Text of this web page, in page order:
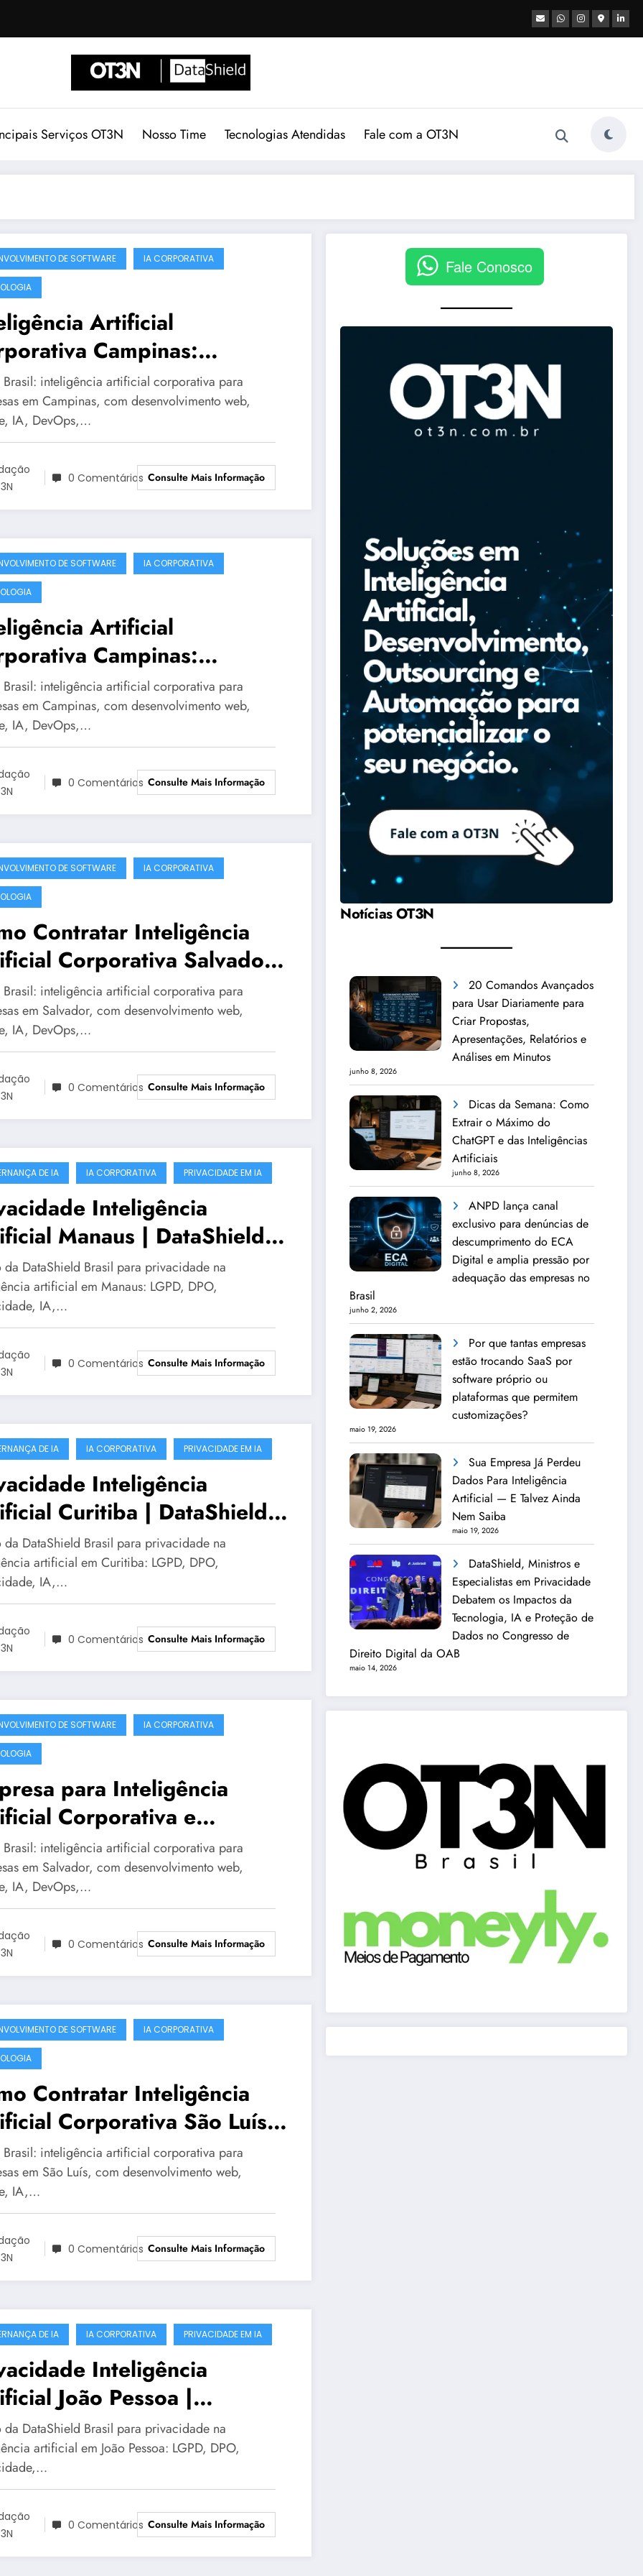
Serviços OT3N Nosso Time Tecnologias Atendidas Fale com a OT3N
DE SOFTWARE IA CORPORATIVA
Artificial
Campinas:
Corporativas da
Brasil – Guia 3083
Brasil: inteligência artificial corporativa para
em Campinas, com desenvolvimento web,
IA, DevOps,…
0 Comentários Consulte Mais Informação
DE SOFTWARE IA CORPORATIVA
Artificial
Campinas:
Corporativas da
Brasil – Guia 2243
Brasil: inteligência artificial corporativa para
em Campinas, com desenvolvimento web,
IA, DevOps,…
0 Comentários Consulte Mais Informação
DE SOFTWARE IA CORPORATIVA
Contratar Inteligência
Corporativa Salvador
Segurança | OT3N Brasil
Brasil: inteligência artificial corporativa para
em Salvador, com desenvolvimento web,
IA, DevOps,…
0 Comentários Consulte Mais Informação
DE IA IA CORPORATIVA PRIVACIDADE EM IA
Inteligência
Manaus | DataShield
DataShield Brasil para privacidade na
artificial em Manaus: LGPD, DPO,
IA,…
0 Comentários Consulte Mais Informação
DE IA IA CORPORATIVA PRIVACIDADE EM IA
Inteligência
Curitiba | DataShield
DataShield Brasil para privacidade na
artificial em Curitiba: LGPD, DPO,
IA,…
0 Comentários Consulte Mais Informação
DE SOFTWARE IA CORPORATIVA
para Inteligência
Corporativa e
Legados Instáveis em
| OT3N Brasil – Guia
Brasil: inteligência artificial corporativa para
em Salvador, com desenvolvimento web,
IA, DevOps,…
0 Comentários Consulte Mais Informação
DE SOFTWARE IA CORPORATIVA
Contratar Inteligência
Corporativa São Luís
Segurança | OT3N Brasil –
4187
Brasil: inteligência artificial corporativa para
em São Luís, com desenvolvimento web,
IA,…
0 Comentários Consulte Mais Informação
DE IA IA CORPORATIVA PRIVACIDADE EM IA
Inteligência
João Pessoa |
Brasil
DataShield Brasil para privacidade na
artificial em João Pessoa: LGPD, DPO,
0 Comentários Consulte Mais Informação
Fale Conosco
Notícias OT3N
20 Comandos Avançados
para Usar Diariamente para
Criar Propostas,
Apresentações, Relatórios e
Análises em Minutos
junho 8, 2026
Dicas da Semana: Como
Extrair o Máximo do
ChatGPT e das Inteligências
Artificiais
junho 8, 2026
ANPD lança canal
exclusivo para denúncias de
descumprimento do ECA
Digital e amplia pressão por
adequação das empresas no
Brasil
junho 2, 2026
Por que tantas empresas
estão trocando SaaS por
software próprio ou
plataformas que permitem
customizações?
maio 19, 2026
Sua Empresa Já Perdeu
Dados Para Inteligência
Artificial — E Talvez Ainda
Nem Saiba
maio 19, 2026
DataShield, Ministros e
Especialistas em Privacidade
Debatem os Impactos da
Tecnologia, IA e Proteção de
Dados no Congresso de
Direito Digital da OAB
maio 14, 2026